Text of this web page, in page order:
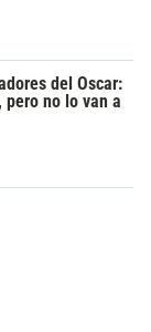
del Oscar:
pero no lo van a